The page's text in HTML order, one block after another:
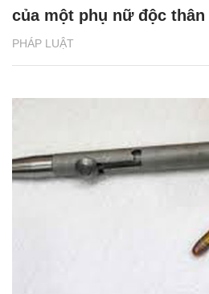
PHÁP LUẬT
của một phụ nữ độc